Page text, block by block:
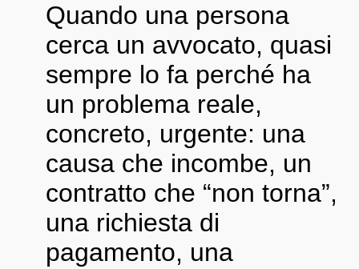
Quando una persona
cerca un avvocato, quasi
sempre lo fa perché ha
un problema reale,
concreto, urgente: una
causa che incombe, un
contratto che “non torna”,
una richiesta di
pagamento, una